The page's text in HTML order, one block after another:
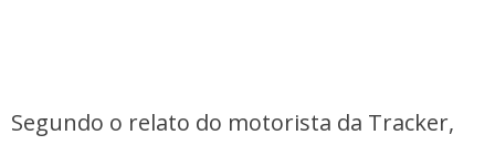
Segundo o relato do motorista da Tracker,